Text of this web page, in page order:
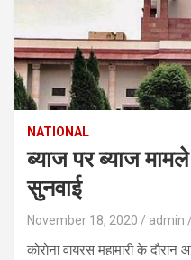
NATIONAL
ब्याज पर ब्याज
सुनवाई
November 18, 2020 admin
कोरोना वायरस महामारी के